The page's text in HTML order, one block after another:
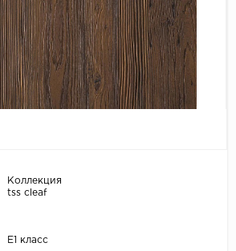
Коллекция
tss cleaf
E1 класс